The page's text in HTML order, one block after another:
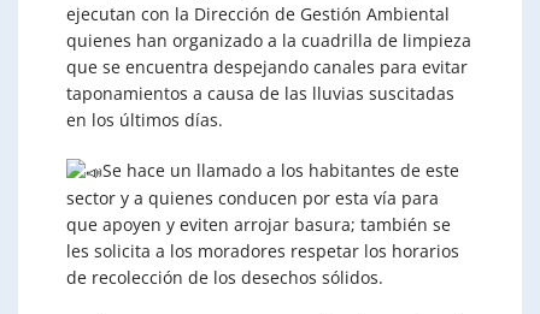
ejecutan con la Dirección de Gestión Ambiental
quienes han organizado a la cuadrilla de limpieza
que se encuentra despejando canales para evitar
taponamientos a causa de las lluvias suscitadas
en los últimos días.
Se hace un llamado a los habitantes de este
sector y a quienes conducen por esta vía para
que apoyen y eviten arrojar basura; también se
les solicita a los moradores respetar los horarios
de recolección de los desechos sólidos.